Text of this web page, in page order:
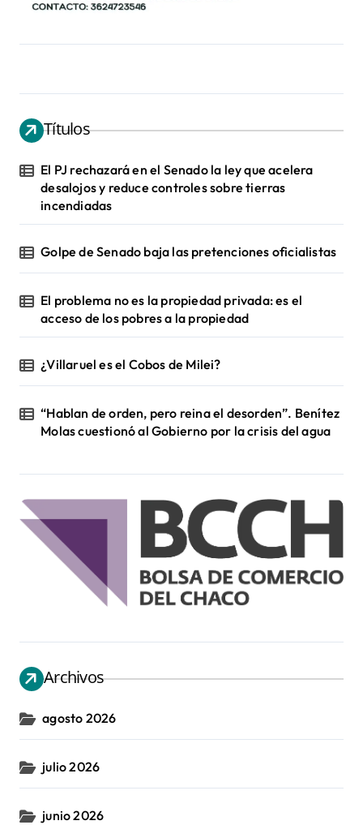
Títulos
El PJ rechazará en el Senado la ley que acelera
desalojos y reduce controles sobre tierras
incendiadas
Golpe de Senado baja las pretenciones oficialistas
El problema no es la propiedad privada: es el
acceso de los pobres a la propiedad
¿Villaruel es el Cobos de Milei?
“Hablan de orden, pero reina el desorden”. Benítez
Molas cuestionó al Gobierno por la crisis del agua
Archivos
agosto 2026
julio 2026
junio 2026